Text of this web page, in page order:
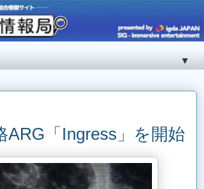
▼
ARG「Ingress」を開始